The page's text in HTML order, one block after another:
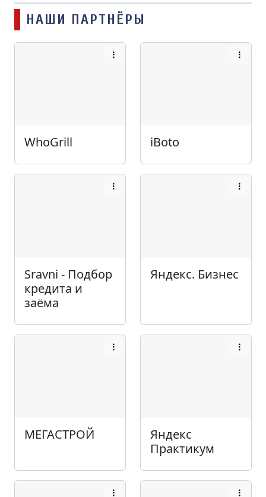
НАШИ ПАРТНЁРЫ
WhoGrill iBoto
Sravni - Подбор
кредита и
заёма
Яндекс. Бизнес
МЕГАСТРОЙ
Яндекс
Практикум